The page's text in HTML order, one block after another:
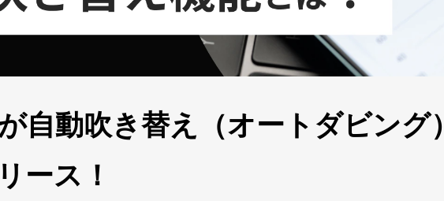
自動吹き替え（オートダビング）
ース！